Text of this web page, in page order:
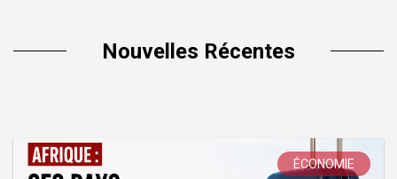
Nouvelles Récentes
ÉCONOMIE